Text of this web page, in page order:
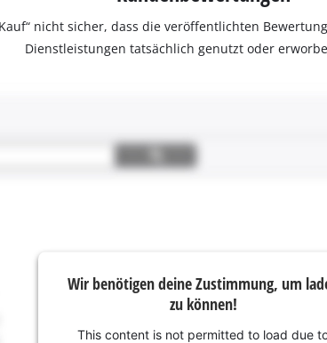
nicht sicher, dass die veröffentlichten
Dienstleistungen tatsächlich genutzt oder
Wir benötigen deine Zustimmung, um
zu können!
This content is not permitted to load due